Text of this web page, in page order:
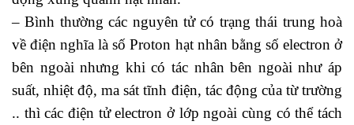
– Bình thường các nguyên tử có trạng thái trung hoà
về điện nghĩa là số Proton hạt nhân bằng số electron ở
bên ngoài nhưng khi có tác nhân bên ngoài như áp
suất, nhiệt độ, ma sát tĩnh điện, tác động của từ trường
.. thì các điện tử electron ở lớp ngoài cùng có thể tách